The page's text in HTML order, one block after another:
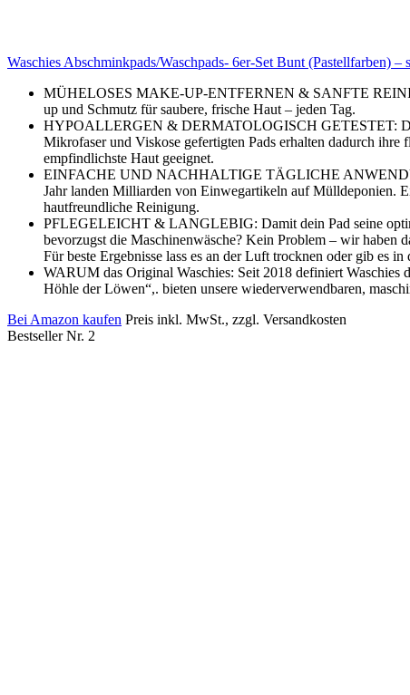
Waschies Abschminkpads/Waschpads- 6er-Set Bunt (Pastellfarben)
MÜHELOSES MAKE-UP-ENTFERNEN & SANFTE
up und Schmutz für saubere, frische Haut – jeden Tag.
HYPOALLERGEN & DERMATOLOGISCH GETESTET:
Mikrofaser und Viskose gefertigten Pads erhalten dadurch
empfindlichste Haut geeignet.
EINFACHE UND NACHHALTIGE TÄGLICHE
Jahr landen Milliarden von Einwegartikeln auf Mülldeponien.
hautfreundliche Reinigung.
PFLEGELEICHT & LANGLEBIG: Damit dein Pad seine
bevorzugst die Maschinenwäsche? Kein Problem – wir haben
Für beste Ergebnisse lass es an der Luft trocknen oder gib es in
WARUM das Original Waschies: Seit 2018 definiert Waschies
Höhle der Löwen“,. bieten unsere wiederverwendbaren,
Bei Amazon kaufen Preis inkl. MwSt., zzgl. Versandkosten
Bestseller Nr. 2